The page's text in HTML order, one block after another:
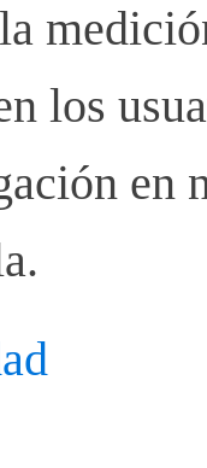
los
en